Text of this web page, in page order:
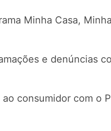
Minha Casa,
e denúncias
consumidor com o